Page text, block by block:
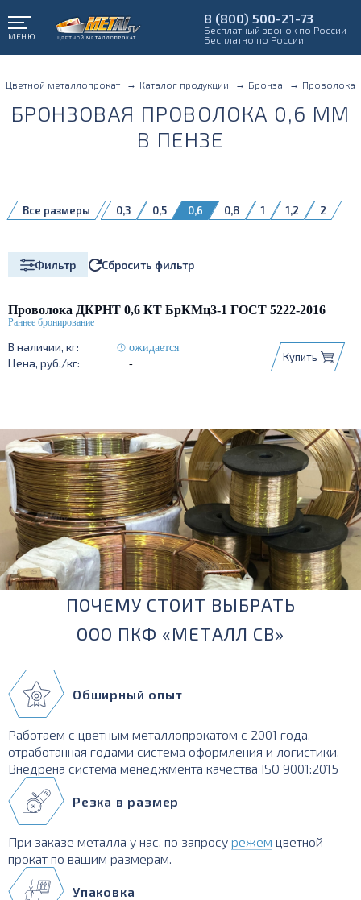
МЕНЮ
8 (800) 500-21-73
Бесплатный звонок по России
Бесплатно по России
Цветной металлопрокат Каталог продукции Бронза Проволока
БРОНЗОВАЯ ПРОВОЛОКА 0,6 ММ
В ПЕНЗЕ
0,3 0,5 0,6 0,8 1 1,2
2
Все размеры
Фильтр Сбросить фильтр
Проволока ДКРНТ 0,6 КТ БрКМц3-1 ГОСТ 5222-2016
ожидается
-
Купить
ПОЧЕМУ СТОИТ ВЫБРАТЬ
ООО ПКФ «МЕТАЛЛ СВ»
Обширный опыт
Работаем с цветным металлопрокатом с 2001 года,
отработанная годами система оформления и логистики.
Внедрена система менеджмента качества ISO 9001:2015
Резка в размер
При заказе металла у нас, по запросу режем цветной
прокат по вашим размерам.
Упаковка